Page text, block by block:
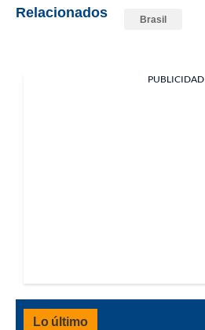
Relacionados Brasil
PUBLICIDAD
Lo último